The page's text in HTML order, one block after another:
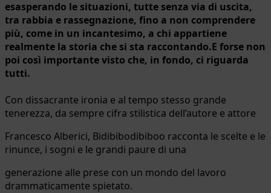
esasperando le situazioni, tutte senza via di uscita,
tra rabbia e rassegnazione, fino a non comprendere
più, come in un incantesimo, a chi appartiene
realmente la storia che si sta raccontando.E forse non
poi così importante visto che, in fondo, ci riguarda
tutti.
Con dissacrante ironia e al tempo stesso grande
tenerezza, da sempre cifra stilistica dell’autore e attore
Francesco Alberici, Bidibibodibiboo racconta le scelte e le
rinunce, i sogni e le grandi paure di una
generazione alle prese con un mondo del lavoro
drammaticamente spietato.